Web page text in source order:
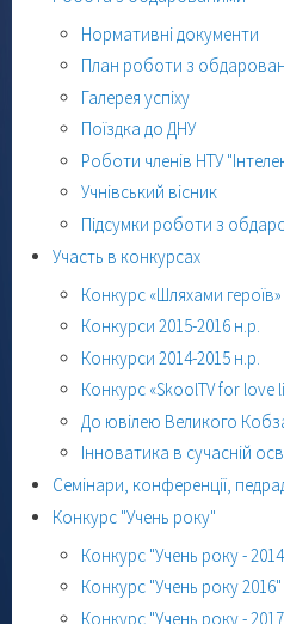
Нормативні документи
План роботи з
Галерея успіху
Поїздка до ДНУ
Роботи членів НТУ
Учнівський вісник
Підсумки роботи з
Участь в конкурсах
Конкурс «Шляхами героїв»
Конкурси 2015-2016 н.р.
Конкурси 2014-2015 н.р.
Конкурс «SkoolTV for love
До ювілею Великого
Інноватика в сучасній
Семінари, конференції,
Конкурс "Учень року"
Конкурс "Учень року -
Конкурс "Учень року 2016"
Конкурс "Учень року -